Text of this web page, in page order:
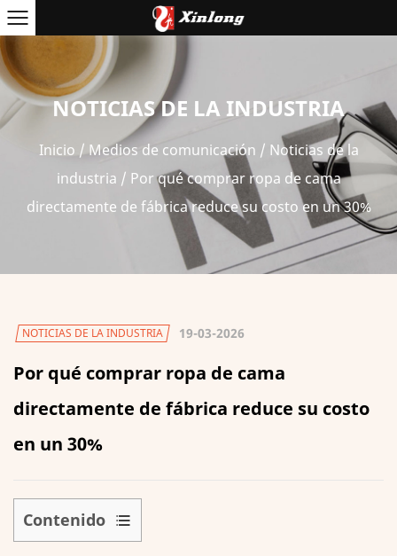
NOTICIAS DE LA INDUSTRIA
Inicio / Medios de comunicación / Noticias de la
industria / Por qué comprar ropa de cama
directamente de fábrica reduce su costo en un 30%
NOTICIAS DE LA INDUSTRIA 19-03-2026
Por qué comprar ropa de cama
directamente de fábrica reduce su costo
en un 30%
Contenido
1